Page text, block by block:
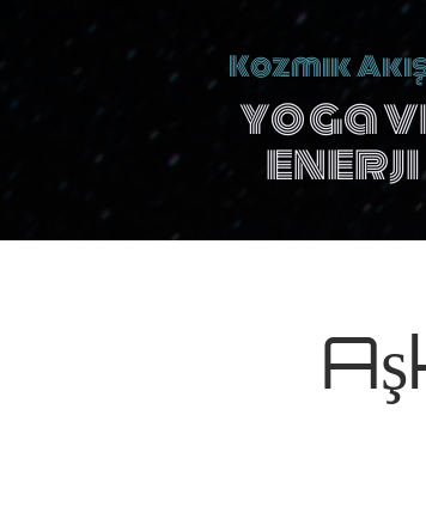
Kozmik
yoga
enerji